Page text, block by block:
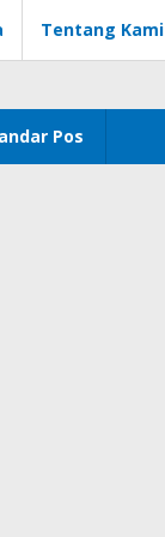
Tentang Kami
Pos